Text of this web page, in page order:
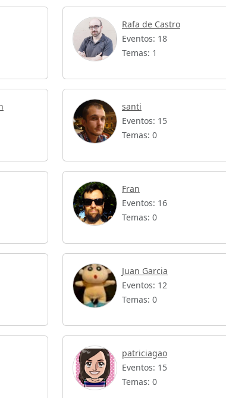
Rafa de Castro
Eventos: 18
Temas: 1
santi
Eventos: 15
Temas: 0
Fran
Eventos: 16
Temas: 0
Juan Garcia
Eventos: 12
Temas: 0
patriciagao
Eventos: 15
Temas: 0